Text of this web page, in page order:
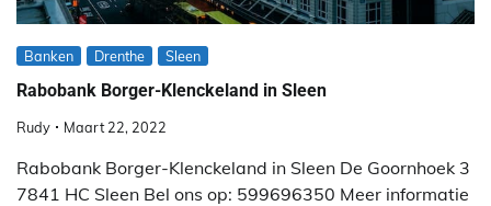
Banken Drenthe Sleen
Rabobank Borger-Klenckeland in Sleen
Rudy Maart 22, 2022
Rabobank Borger-Klenckeland in Sleen De Goornhoek 3
7841 HC Sleen Bel ons op: 599696350 Meer informatie